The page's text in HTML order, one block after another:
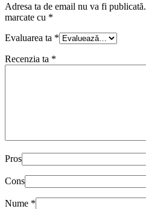
Adresa ta de email nu va fi publicată.
marcate cu *
Evaluarea ta *
Recenzia ta *
Pros
Cons
Nume *